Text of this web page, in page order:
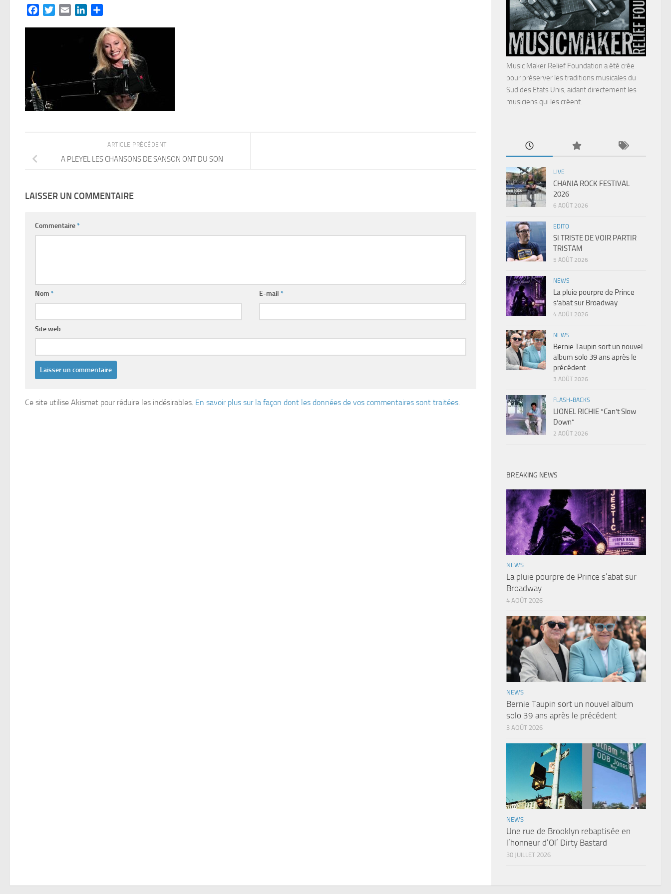
FacebookTwitterEmail LinkedIn
ARTICLE PRÉCÉDENT
A PLEYEL LES CHANSONS DE SANSON ONT DU SON
LAISSER UN COMMENTAIRE
Commentaire*
Nom * E-mail*
Site web
Ce site utilise Akismet pour réduire les indésirables. En savoir plus sur la façon dont les données de vos commentaires sont traitées.
Music Maker Relief Foundation a été crée
pour préserver les traditions musicales du
Sud des Etats Unis, aidant directement les
musiciens qui les créent.
LIVE
CHANIA ROCK FESTIVAL
2026
6 AOÛT 2026
EDITO
SI TRISTE DE VOIR PARTIR
TRISTAM
5 AOÛT 2026
NEWS
La pluie pourpre de Prince
s’abat sur Broadway
4 AOÛT 2026
NEWS
Bernie Taupin sort un nouvel
album solo 39 ans après le
précédent
3 AOÛT 2026
FLASH-BACKS
LIONEL RICHIE “Can’t Slow
Down”
2 AOÛT 2026
BREAKING NEWS
NEWS
La pluie pourpre de Prince s’abat sur
Broadway
4 AOÛT 2026
NEWS
Bernie Taupin sort un nouvel album
solo 39 ans après le précédent
3 AOÛT 2026
NEWS
Une rue de Brooklyn rebaptisée en
l’honneur d’Ol’ Dirty Bastard
30 JUILLET 2026